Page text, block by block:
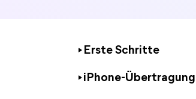
Erste Schritte
iPhone-Übertragung